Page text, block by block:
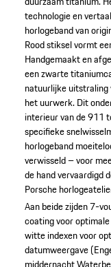
technologie en
horlogeband van
Rood stiksel vormt
Handgemaakt en
een zwarte
natuurlijke uitstraling
het uurwerk. Dit
interieur van de 911
specifieke
horlogeband
verwisseld – voor
de hand vervaardigd
Porsche
Aan beide zijden 7-
coating voor
witte indexen voor
datumweergave